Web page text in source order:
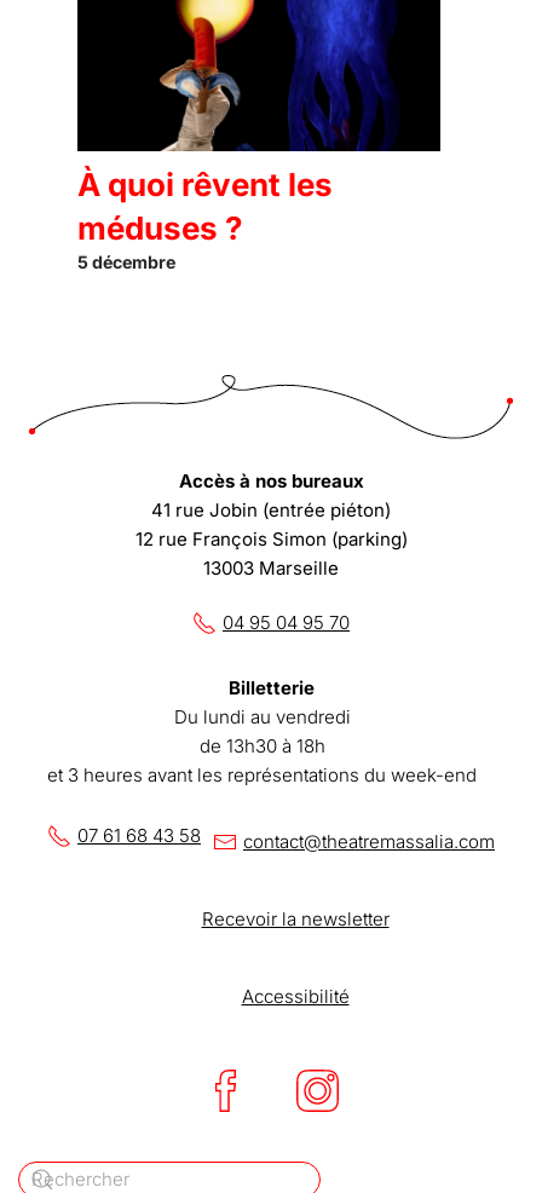
À quoi rêvent les
méduses ?
5 décembre
Accès à nos bureaux
41 rue Jobin (entrée piéton)
12 rue François Simon (parking)
13003 Marseille
04 95 04 95 70
Billetterie
Du lundi au vendredi
de 13h30 à 18h
et 3 heures avant les représentations du week-end
07 61 68 43 58 contact@theatremassalia.com
Recevoir la newsletter
Accessibilité